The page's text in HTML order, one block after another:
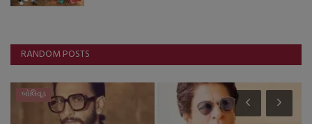
RANDOM POSTS
બોલિવૂડ